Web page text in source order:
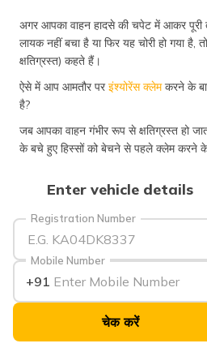
Enter vehicle details
Registration Number
Mobile Number
+91
चेक करें
अगर आपका वाहन हादसे की चपेट में आकर पूरी
लायक नहीं बचा है या फिर यह चोरी हो गया
क्षतिग्रस्त) कहते हैं।
ऐसे में आप आमतौर परइंश्योरेंस क्लेमकरने के
है?
जब आपका वाहन गंभीर रूप से क्षतिग्रस्त हो
के बचे हुए हिस्सों को बेचने से पहले क्लेम करने
सबसे ज़रूरी चीज़ जो आपको करनी चाहिए